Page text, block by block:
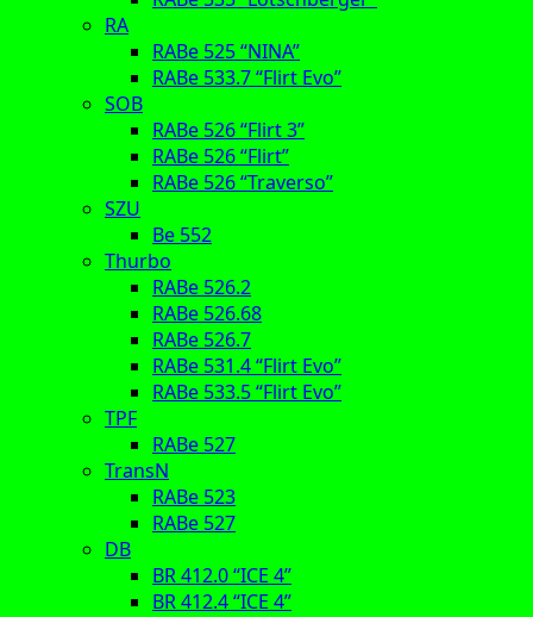
RA
RABe 525 “NINA”
RABe 533.7 “Flirt Evo”
SOB
RABe 526 “Flirt 3”
RABe 526 “Flirt”
RABe 526 “Traverso”
SZU
Be 552
Thurbo
RABe 526.2
RABe 526.68
RABe 526.7
RABe 531.4 “Flirt Evo”
RABe 533.5 “Flirt Evo”
TPF
RABe 527
TransN
RABe 523
RABe 527
DB
BR 412.0 “ICE 4”
BR 412.4 “ICE 4”